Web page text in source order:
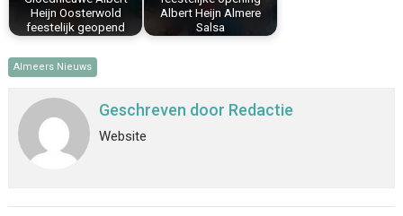
Heijn Oosterwold
feestelijk geopend
Albert Heijn Almere
Salsa
Almeers Nieuws
Geschreven door Redactie
Website